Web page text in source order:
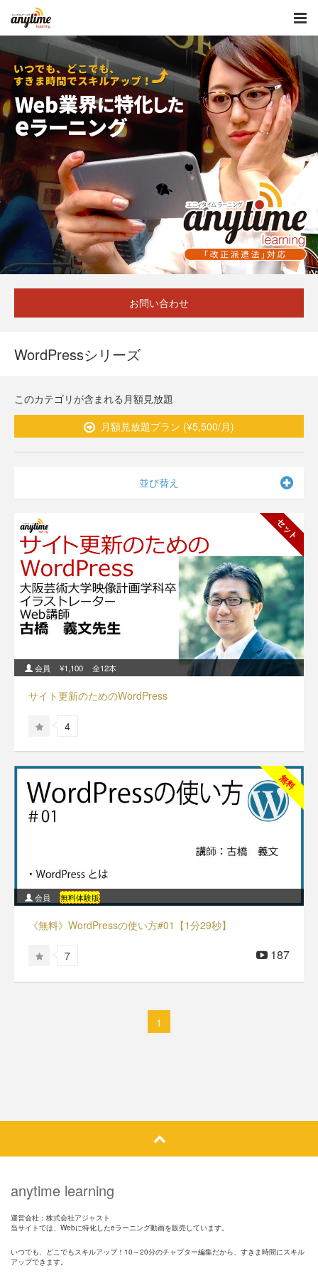
お問い合わせ
WordPressシリーズ
このカテゴリが含まれる月額見放題
月額見放題プラン (¥5,500/月)
並び替え
セット
会員 ¥1,100 全12本
サイト更新のためのWordPress
4
無料
会員 無料体験版
《無料》WordPressの使い方#01【1分29秒】
7 187
1
anytime learning
運営会社：株式会社アジャスト
当サイトでは、Webに特化したeラーニング動画を販売しています。
いつでも、どこでもスキルアップ！10～20分のチャプター編集だから、すきま時間にスキル
アップできます。